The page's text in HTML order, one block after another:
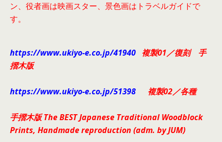
ン、役者画は映画スター、景色画はトラベルガイドで
す。
https://www.ukiyo-e.co.jp/41940 複製01／復刻 手
摺木版
https://www.ukiyo-e.co.jp/51398 複製02／各種
手摺木版 The BEST Japanese Traditional Woodblock
Prints, Handmade reproduction (adm. by JUM)